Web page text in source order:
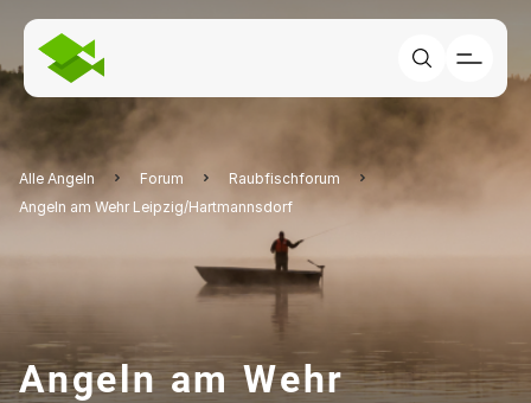
Alle Angeln Forum
Raubfischforum
Angeln am Wehr Leipzig/Hartmannsdorf
Angeln am Wehr